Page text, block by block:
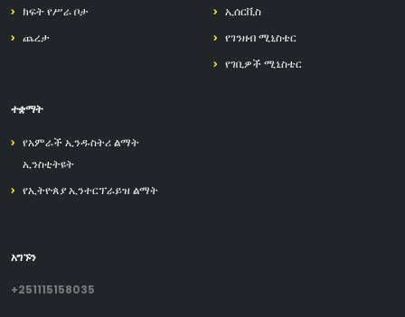
ክፍት የሥራ ቦታ
ጨረታ
ኢሰርቪስ
የገንዘብ ሚኒስቴር
የገቢዎች ሚኒስቴር
ተቋማት
የአምራች ኢንዱስትሪ ልማት
ኢንስቲትዩት
የኢትዮጰያ ኢንተርፕራይዝ ልማት
አግኙን
+251115158035